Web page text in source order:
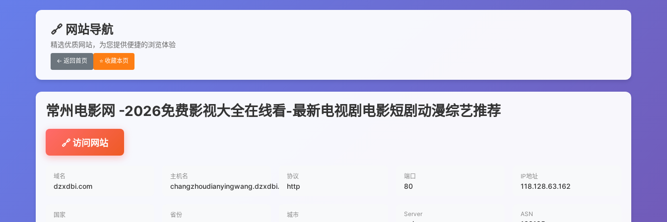
🔗 网站导航
精选优质网站，为您提供便捷的浏览体验
← 返回首页 ⭐ 收藏本页
常州电影网 -2026免费影视大全在线看-最新电视剧电影短剧动漫综艺推荐
🔗 访问网站
域名
dzxdbi.com
主机名
changzhoudianyingwang.dzxdbi.com
协议
http
端口
80
IP地址
118.128.63.162
国家 省份 城市 Server ASN